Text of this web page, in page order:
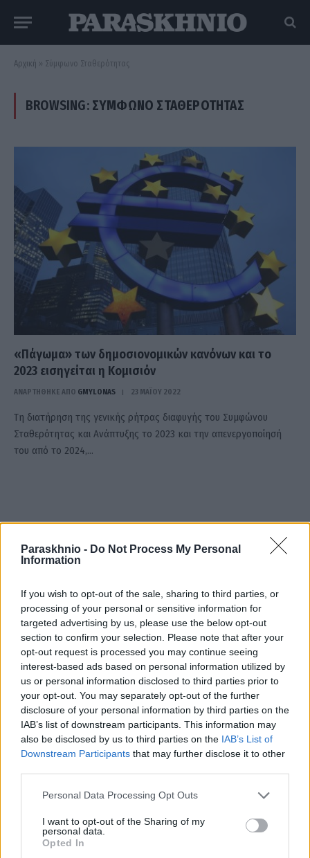
Paraskhnio - Do Not Process My Personal
Information
If you wish to opt-out of the sale, sharing to third parties, or
processing of your personal or sensitive information for
targeted advertising by us, please use the below opt-out
section to confirm your selection. Please note that after your
opt-out request is processed you may continue seeing
interest-based ads based on personal information utilized by
us or personal information disclosed to third parties prior to
your opt-out. You may separately opt-out of the further
disclosure of your personal information by third parties on the
IAB’s list of downstream participants. This information may
also be disclosed by us to third parties on the IAB’s List of
Downstream Participants that may further disclose it to other
Please note that this website/app uses one or more Google
not limited to your visit or usage behaviour. You may click to
grant or deny consent to Google and its third-party tags to
use your data for below specified purposes in below Google
Personal Data Processing Opt Outs
I want to opt-out of the Sharing of my
personal data.
Opted In
Αρχική » Σύμφωνο Σταθερότητας
BROWSING: ΣΎΜΦΩΝΟ ΣΤΑΘΕΡΌΤΗΤΑΣ
«Πάγωμα» των δημοσιονομικών κανόνων και το
2023 εισηγείται η Κομισιόν
ΑΝΑΡΤΗΘΗΚΕ ΑΠΟ GMYLONAS 23 ΜΑΪ́ΟΥ 2022
Τη διατήρηση της γενικής ρήτρας διαφυγής του Συμφώνου
Σταθερότητας και Ανάπτυξης το 2023 και την απενεργοποίησή
του από το 2024,…
ΣΧΕΤΙΚΑ ΜΕ ΕΜΑΣ